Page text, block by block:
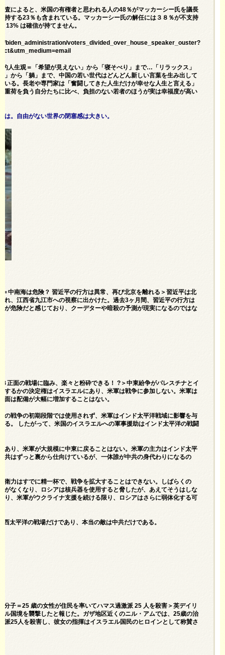
によると、米国の有権者と思われる人の48％がマッカーシー氏を議長
する23％も含まれている。マッカーシー氏の解任には３８％が不支持
13% は確信が持てません。
biden_administration/voters_divided_over_house_speaker_ouster?
人生观＝「希望が見えない」から「寝そべり」まで…「リラックス」
から「躺」まで、中国の若い世代はどんどん新しい言葉を生み出して
る。長老や専門家は「奮闘してきた人生だけが幸せな人生と言える」
荷を負う自分たちに比べ、負担のない若者のほうが実は幸福度が高い
。自由がない世界の閉塞感は大きい。
中南海は危険？ 習近平の行方は異常、再び北京を離れる＞習近平は北
、江西省九江市への視察に出かけた。過去3ヶ月間、習近平の行方は
危険だと感じており、クーデターや暗殺の予測が現実になるのではな
正面の戦場に臨み、楽々と粉砕できる！ ?＞中東紛争がパレスチナとイ
るかの決定権はイスラエルにあり、米軍は戦争に参加しない。米軍は
は配備が大幅に増加することはない。
戦争の初期段階では使用されず、米軍はインド太平洋戦域に影響を与
。 したがって、米国のイスラエルへの軍事援助はインド太平洋の戦闘
り、米軍が大規模に中東に戻ることはない。米軍の主力はインド太平
はずっと裏から仕向けているが、一体誰が中共の身代わりになるの
力はすでに精一杯で、戦争を拡大することはできない。しばらくの
なくなり、ロシアは核兵器を使用すると脅したが、あえてそうはしな
、米軍がウクライナ支援を続ける限り、ロシアはさらに弱体化する可
太平洋の戦場だけであり、本当の敵は中共だけである。
子＝25 歳の女性が住民を率いてハマス過激派 25 人を殺害＞英デイリ
国境を襲撃したと報じた。ガザ地区近くのニル・アムでは、25歳の治
25人を殺害し、彼女の指揮はイスラエル国民のヒロインとして称賛さ